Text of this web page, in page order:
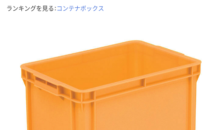
ランキングを見る：コンテナボックス